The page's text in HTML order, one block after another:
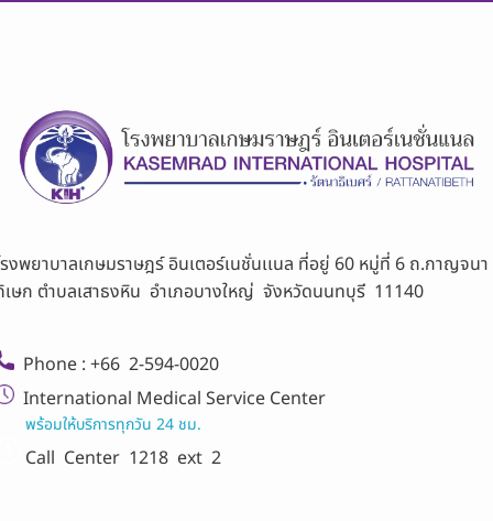
งพยาบาลเกษมราษฎร์ อินเตอร์เนชั่นเเนล ที่อยู่ 60 หมู่ที่ 6 ถ.กาญจนา
เษก ตำบลเสาธงหิน อำเภอบางใหญ่ จังหวัดนนทบุรี 11140
Phone : +66 2-594-0020
International Medical Service Center
ร้อมให้บริการทุกวัน 24 ชม.
Call Center 1218 ext 2